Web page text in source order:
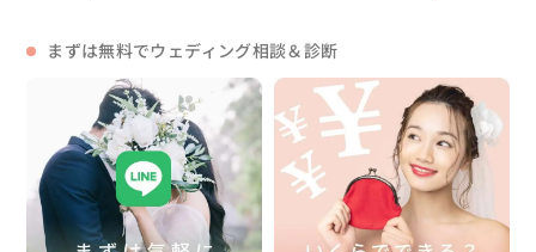
まずは無料でウェディング相談＆診断